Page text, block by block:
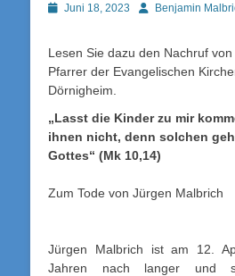
PostedJuni 18, 2023 AutorBenjamin
Lesen Sie dazu den Nachruf von
Pfarrer der Evangelischen
Dörnigheim.
„Lasst die Kinder zu mir
ihnen nicht, denn solchen
Gottes“ (Mk 10,14)
Zum Tode von Jürgen
Jürgen Malbrich ist am 12.
Jahren nach langer und